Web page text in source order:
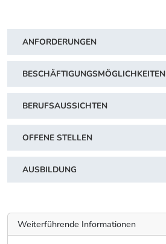
ANFORDERUNGEN
BESCHÄFTIGUNGSMÖGLICHKEITEN
BERUFSAUSSICHTEN
OFFENE STELLEN
AUSBILDUNG
Weiterführende Informationen